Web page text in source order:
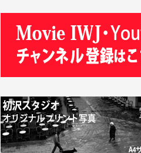
Y.T. 様
T.K. 様
ASAKO TAKAESU 様
マシオン恵美香 様
平野智生 様
山本賢二 様
徳山匡 様
金 盛起 様
塩川 晃平 様
松本益美 様